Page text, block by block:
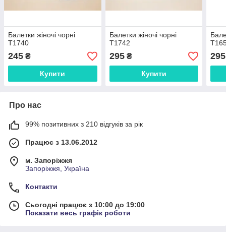
Балетки жіночі чорні
Т1740
245 ₴
Купити
Балетки жіночі чорні
Т1742
295₴
Купити
295
Про нас
99% позитивних з 210 відгуків за рік
Працює з 13.06.2012
м. Запоріжжя
Запоріжжя, Україна
Контакти
Сьогодні працює з 10:00 до 19:00
Показати весь графік роботи